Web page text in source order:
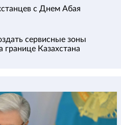
с Днем Абая
сервисные зоны
Казахстана